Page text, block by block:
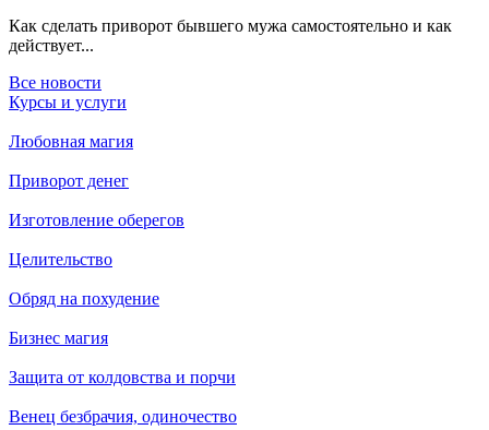
Как сделать приворот бывшего мужа самостоятельно и как
действует...
Все новости
Курсы и услуги
Любовная магия
Приворот денег
Изготовление оберегов
Целительство
Обряд на похудение
Бизнес магия
Защита от колдовства и порчи
Венец безбрачия, одиночество